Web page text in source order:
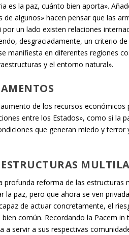
es la paz, cuánto bien aporta».
de algunos» hacen pensar que las
un lado existen relaciones
desgraciadamente, un criterio
manifiesta en diferentes regiones
y el entorno natural».
de los recursos
entre los Estados», como si la
que generan miedo y
profunda reforma de las
la paz, pero que ahora se ven
de actuar concretamente, el
común. Recordando la Pacem
a servir a sus respectivas